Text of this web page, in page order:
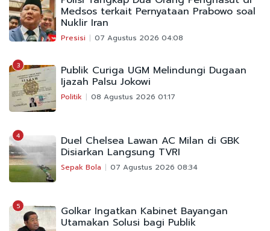
Medsos terkait Pernyataan Prabowo soal
Nuklir Iran
Presisi 07 Agustus 2026 04:08
3 Publik Curiga UGM Melindungi Dugaan
Ijazah Palsu Jokowi
Politik 08 Agustus 2026 01:17
4 Duel Chelsea Lawan AC Milan di GBK
Disiarkan Langsung TVRI
Sepak Bola 07 Agustus 2026 08:34
5 Golkar Ingatkan Kabinet Bayangan
Utamakan Solusi bagi Publik